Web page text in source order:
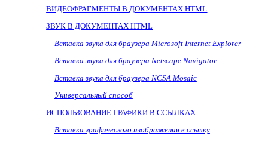
ВИДЕОФРАГМЕНТЫ В ДОКУМЕНТАХ HTML
ЗВУК В ДОКУМЕНТАХ HTML
Вставка звука для браузера Microsoft Internet Explorer
Вставка звука для браузера Netscape Navigator
Вставка звука для браузера NCSA Mosaic
Универсальный способ
ИСПОЛЬЗОВАНИЕ ГРАФИКИ В ССЫЛКАХ
Вставка графического изображения в ссылку